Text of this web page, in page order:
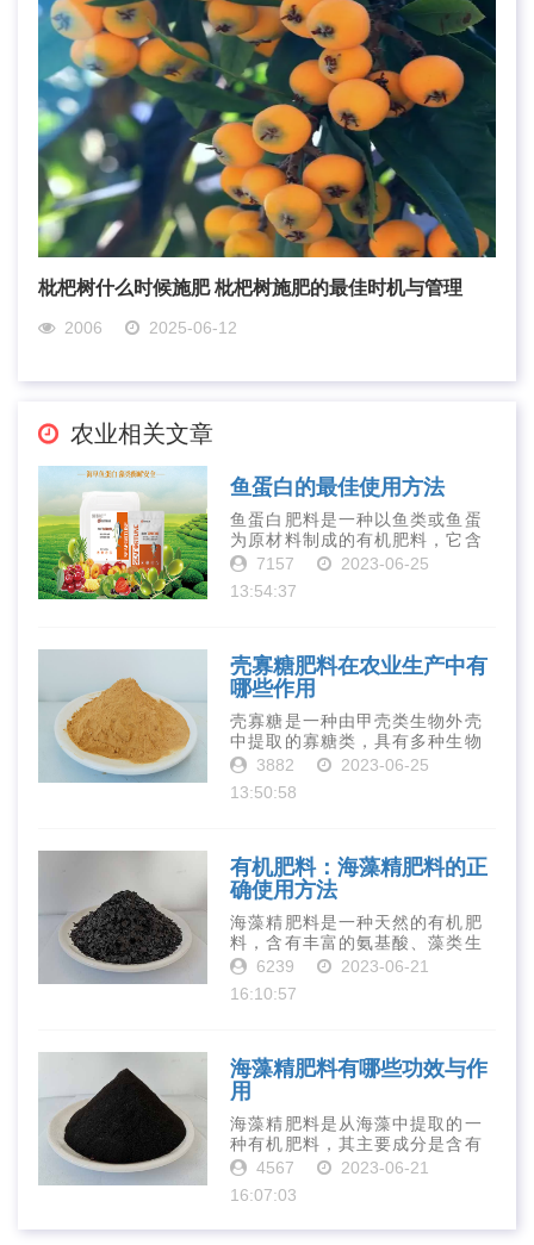
枇杷树什么时候施肥 枇杷树施肥的最佳时机与管理
2006 2025-06-12
农业相关文章
鱼蛋白的最佳使用方法
鱼蛋白肥料是一种以鱼类或鱼蛋
为原材料制成的有机肥料，它含
有丰富的营养物质，如氮、磷、
钾、钙、镁等元素以及多种微量
元素和植物生长因子。这些营养
7157
2023-06-25
13:54:37
壳寡糖肥料在农业生产中有
哪些作用
壳寡糖是一种由甲壳类生物外壳
中提取的寡糖类，具有多种生物
活性和营养价值。在农业生产
中，壳寡糖也有许多作用，特别
是作为一种新型的有机肥料，壳
3882
2023-06-25
13:50:58
有机肥料：海藻精肥料的正
确使用方法
海藻精肥料是一种天然的有机肥
料，含有丰富的氨基酸、藻类生
长素、维生素、微量元素、蛋白
质等营养物质，可以提高土壤肥
力、促进植物生长、增强植物抗
6239
2023-06-21
16:10:57
海藻精肥料有哪些功效与作
用
海藻精肥料是从海藻中提取的一
种有机肥料，其主要成分是含有
丰富的微量元素、植物生长素、
植物激素等植物营养物质。它具
有增强作物生长、促进植物根系
发达、提高作物产量等多种作用
4567
2023-06-21
16:07:03